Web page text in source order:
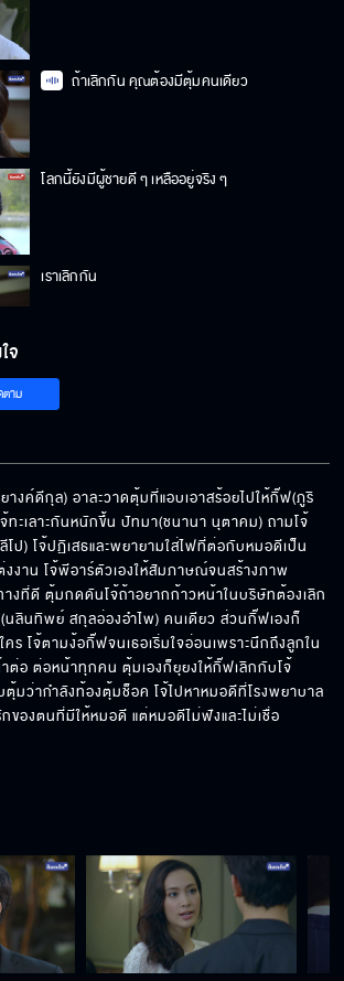
ถ้าเลิกกัน คุณต้องมีตุ้มคนเดียว
โลกนี้ยังมีผู้ชายดี ๆ เหลืออยู่จริง ๆ
เราเลิกกัน
ไม่หลงตัวเองไปหน่อยเหรอ
ร้อยเล่ห์ลีลาโจ้ โจ้สายหว่าน(เสน่ห์)
ปั่นนี้เพื่อ...เธอ
การเป็นเพื่อนกับแฟนเก่า เป็นความคิดที่โง่มาก
เข้ามาในห้อง หัดเคาะประตูบ้าง
จ
ตาม
างค์ดีกุล) อาละวาดตุ้มที่แอบเอาสร้อยไปให้กิ๊ฟ(ภูริ
ะเลาะกันหนักขึ้น ปัทมา(ชนานา นุตาคม) ถามโจ้
โป) โจ้ปฏิเสธและพยายามใส่ไฟที่ต่อกับหมอดีเป็น
งาน โจ้พีอาร์ตัวเองให้สัมภาษณ์จนสร้างภาพ
งที่ดี ตุ้มกดดันโจ้ถ้าอยากก้าวหน้าในบริษัทต้องเลิก
นลินทิพย์ สกุลอ่องอำไพ) คนเดียว ส่วนกิ๊ฟเองก็
ร โจ้ตามง้อกิ๊ฟจนเธอเริ่มใจอ่อนเพราะนึกถึงลูกใน
ต่อ ต่อหน้าทุกคน ตุ้มเองก็ยุยงให้กิ๊ฟเลิกกับโจ้
มว่ากำลังท้องตุ้มช็อค โจ้ไปหาหมอดีที่โรงพยาบาล
องตนที่มีให้หมอดี แต่หมอดีไม่ฟังและไม่เชื่อ